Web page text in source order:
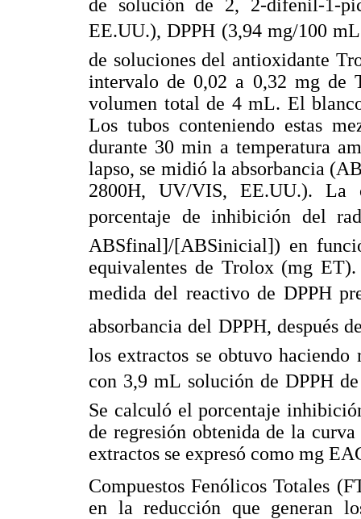
de solución de 2, 2-difenil-1-
EE.UU.), DPPH (3,94 mg/100
de soluciones del antioxidante
intervalo de 0,02 a 0,32 mg de
volumen total de 4 mL. El
Los tubos conteniendo estas
durante 30 min a temperatura
lapso, se midió la absorbancia
2800H, UV/VIS, EE.UU.). La
porcentaje de inhibición del
ABSfinal]/[ABSinicial]) en
equivalentes de Trolox (mg
medida del reactivo de DPPH
absorbancia del DPPH,
los extractos se obtuvo
con 3,9 mL solución de DPPH
Se calculó el porcentaje
de regresión obtenida de la
extractos se expresó como mg
Compuestos Fenólicos Totales
en la reducción que generan